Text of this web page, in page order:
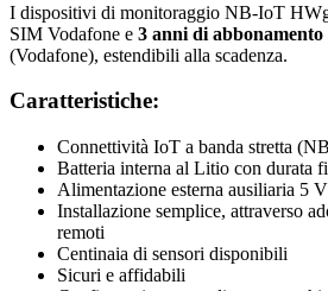
I dispositivi di monitoraggio NB-IoT
SIM Vodafone e 3 anni di
(Vodafone), estendibili alla scadenza.
Caratteristiche:
Connettività IoT a banda stretta
Batteria interna al Litio con durata
Alimentazione esterna ausiliaria 5
Installazione semplice, attraverso
remoti
Centinaia di sensori disponibili
Sicuri e affidabili